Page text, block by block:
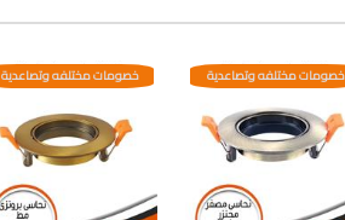
خصومات مختلفه وتصاعدية خصومات مختلفه وتصاعدية